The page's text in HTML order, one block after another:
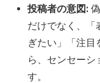
投稿者の意図:
だけでなく、「
ぎたい」「注目
ら、センセーシ
す。